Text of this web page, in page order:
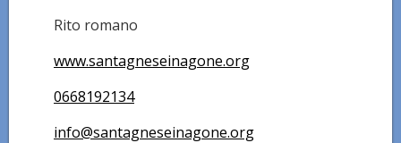
Rito romano
www.santagneseinagone.org
0668192134
info@santagneseinagone.org